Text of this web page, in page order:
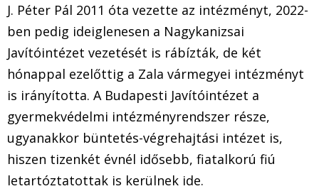
J. Péter Pál 2011 óta vezette az intézményt, 2022-
ben pedig ideiglenesen a Nagykanizsai
Javítóintézet vezetését is rábízták, de két
hónappal ezelőttig a Zala vármegyei intézményt
is irányította. A Budapesti Javítóintézet a
gyermekvédelmi intézményrendszer része,
ugyanakkor büntetés-végrehajtási intézet is,
hiszen tizenkét évnél idősebb, fiatalkorú fiú
letartóztatottak is kerülnek ide.